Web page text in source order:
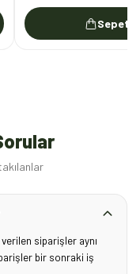
Sepete
siparişler aynı
bir sonraki iş